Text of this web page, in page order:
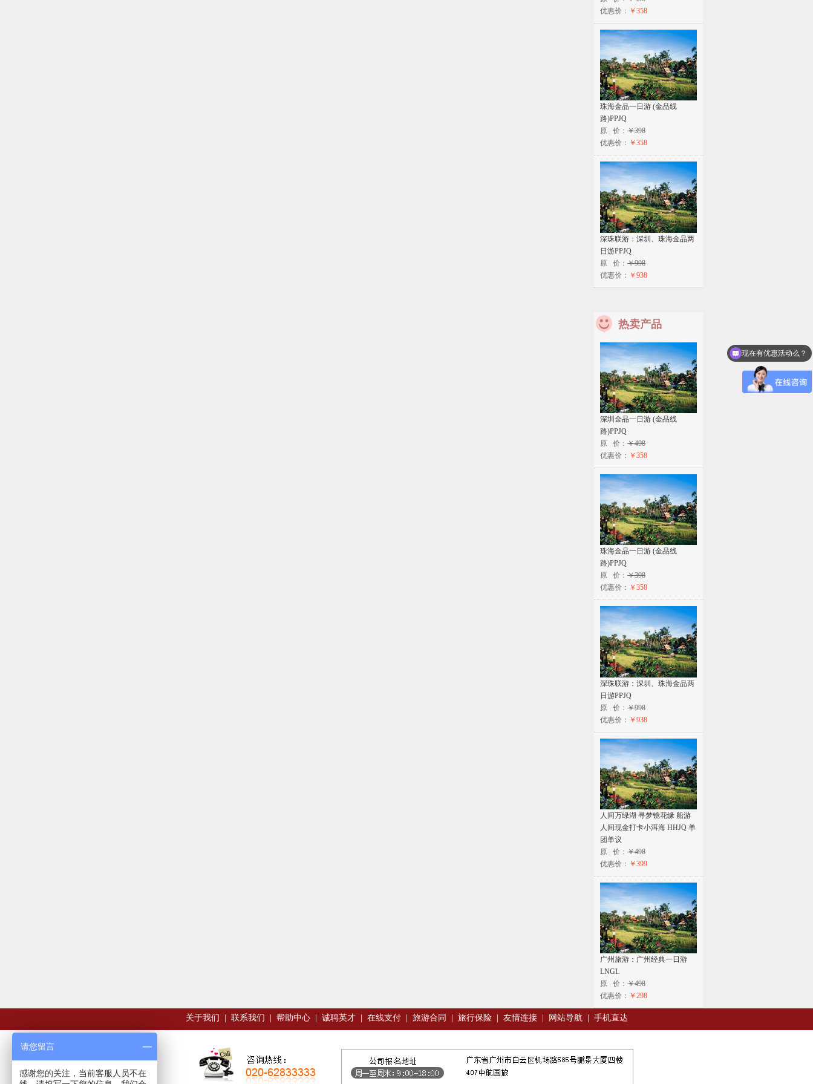
优惠价： ￥358
珠海金品一日游 (金品线
路)PPJQ
原 价： ￥398
优惠价： ￥358
深珠联游：深圳、珠海金品两
日游PPJQ
原 价： ￥998
优惠价： ￥938
热卖产品
深圳金品一日游 (金品线
路)PPJQ
原 价： ￥498
优惠价： ￥358
珠海金品一日游 (金品线
路)PPJQ
原 价： ￥398
优惠价： ￥358
深珠联游：深圳、珠海金品两
日游PPJQ
原 价： ￥998
优惠价： ￥938
人间万绿湖 寻梦镜花缘 船游
人间现金打卡小洱海 HHJQ 单
团单议
原 价： ￥498
优惠价： ￥399
广州旅游：广州经典一日游
LNGL
原 价： ￥498
优惠价： ￥298
关于我们 联系我们 帮助中心 诚聘英才 在线支付 旅游合同 旅行保险 友情连接 网站导航 手机直达
现在有优惠活动么？
请您留言
感谢您的关注，当前客服人员不在